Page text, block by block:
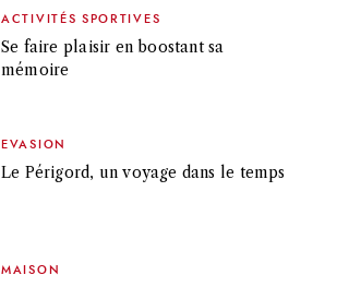
ACTIVITÉS SPORTIVES
Se faire plaisir en boostant sa
mémoire
EVASION
Le Périgord, un voyage dans le temps
MAISON